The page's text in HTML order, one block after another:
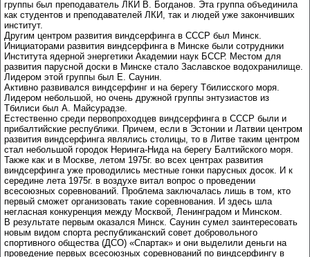
группы был преподаватель ЛКИ В. Богданов. Эта группа объединила
как студентов и преподавателей ЛКИ, так и людей уже закончивших
институт.
Другим центром развития виндсерфинга в СССР был Минск.
Инициаторами развития виндсерфинга в Минске были сотрудники
Института ядерной энергетики Академии наук БССР. Местом для
развития парусной доски в Минске стало Заславское водохранилище.
Лидером этой группы был Е. Саунин.
Активно развивался виндсерфинг и на берегу Тбилисского моря.
Лидером небольшой, но очень дружной группы энтузиастов из
Тбилиси был А. Майсурадзе.
Естественно среди первопроходцев виндсерфинга в СССР были и
прибалтийские республики. Причем, если в Эстонии и Латвии центром
развития виндсерфинга являлись столицы, то в Литве таким центром
стал небольшой городок Неринга-Нида на берегу Балтийского моря.
Также как и в Москве, летом 1975г. во всех центрах развития
виндсерфинга уже проводились местные гонки парусных досок. И к
середине лета 1975г. в воздухе витал вопрос о проведении
всесоюзных соревнований. Проблема заключалась лишь в том, кто
первый сможет организовать такие соревнования. И здесь шла
негласная конкуренция между Москвой, Ленинградом и Минском.
В результате первым оказался Минск. Саунин сумел заинтересовать
новым видом спорта республиканский совет добровольного
спортивного общества (ДСО) «Спартак» и они выделили деньги на
проведение первых всесоюзных соревнований по виндсерфингу в